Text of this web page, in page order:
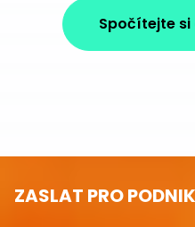
Spočítejte
ZASLAT PRO